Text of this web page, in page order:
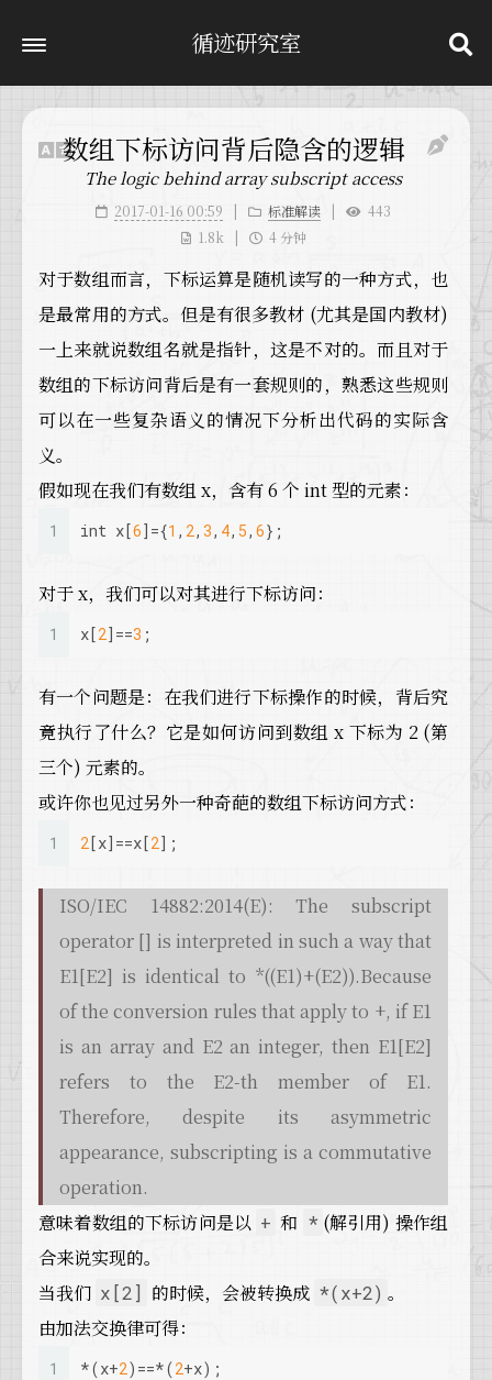
循迹研究室
数组下标访问背后隐含的逻辑
The logic behind array subscript access
2017-01-16 00:59 标准解读
443
1.8k
4 分钟
对于数组而言，下标运算是随机读写的一种方式，也
是最常用的方式。但是有很多教材 (尤其是国内教材)
一上来就说数组名就是指针，这是不对的。而且对于
数组的下标访问背后是有一套规则的，熟悉这些规则
可以在一些复杂语义的情况下分析出代码的实际含
义。
假如现在我们有数组 x，含有 6 个 int 型的元素：
1 int x[6]={1 , 2, 3, 4, 5, 6};
对于 x，我们可以对其进行下标访问：
1 x[2]==3 ;
有一个问题是：在我们进行下标操作的时候，背后究
竟执行了什么？它是如何访问到数组 x 下标为 2 (第
三个) 元素的。
或许你也见过另外一种奇葩的数组下标访问方式：
1 2[x]==x[2];
ISO/IEC 14882:2014(E): The subscript
operator [] is interpreted in such a way that
E1[E2] is identical to *((E1)+(E2)).Because
of the conversion rules that apply to +, if E1
is an array and E2 an integer, then E1[E2]
refers to the E2-th member of E1.
Therefore, despite its asymmetric
appearance, subscripting is a commutative
operation.
意味着数组的下标访问是以 + 和 * (解引用) 操作组
合来说实现的。
当我们 x[2] 的时候，会被转换成 *(x+2) 。
由加法交换律可得：
1 *(x+2)==*(2+x);